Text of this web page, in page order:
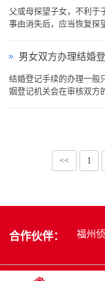
父或母探望子女，不利于
事由消失后，应当恢复探
迫、引诱子女实施不良
康的，如身患传染病、严
男女双方办理结婚
结婚登记手续的办理一般
姻登记机关会在审核双方
<< 1
合作伙伴： 福州